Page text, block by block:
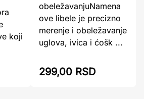
koji
obeležavanjuNamena
ove libele je precizno
merenje i obeležavanje
uglova, ivica i ćošk ...
299,00 RSD